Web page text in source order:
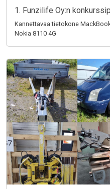
1. Funzilife Oy:n
Kannettavaa tietokone
Nokia 8110 4G